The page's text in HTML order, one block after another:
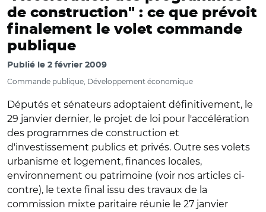
de construction" : ce que prévoit
finalement le volet commande
publique
Publié le 2 février 2009
Commande publique, Développement économique
Députés et sénateurs adoptaient définitivement, le
29 janvier dernier, le projet de loi pour l'accélération
des programmes de construction et
d'investissement publics et privés. Outre ses volets
urbanisme et logement, finances locales,
environnement ou patrimoine (voir nos articles ci-
contre), le texte final issu des travaux de la
commission mixte paritaire réunie le 27 janvier